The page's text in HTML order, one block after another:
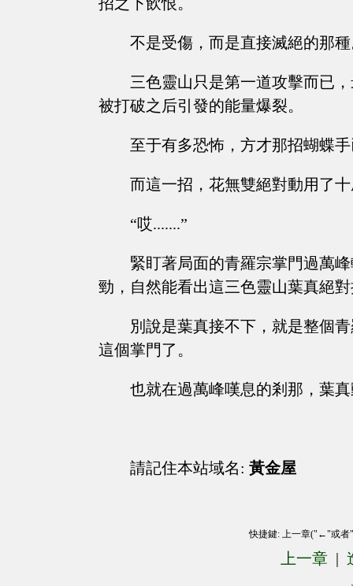
不是受傷，而是直接滅絕的那
三色靈山只是第一道攻擊而已
被打破之后引發的能量爆裂。
至于有多恐怖，方才那招蝴蝶
而這一招，花無雙絕對動用了
“哎.......”
緊盯著局面的青羅宗掌門過萬
勁，自然能看出這三色靈山葉真絕
別說是葉真接不下，就是整個
這個掌門了。
也就在過萬峰嘆息的剎那，葉
請記住本站域名: 黃金屋
快捷鍵: 上一章("←"或
上一章 |